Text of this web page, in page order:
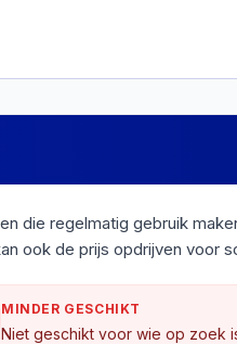
die regelmatig gebruik
ook de prijs opdrijven voor
MINDER GESCHIKT
Niet geschikt voor wie op zoek